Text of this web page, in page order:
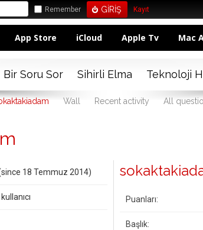
Remember Kayıt
App Store iCloud Apple Tv Mac
Bir Soru Sor Sihirli Elma Teknoloji
Wall Recent activity All
18 Temmuz 2014)
kullanıcı Puanları:
Başlık: